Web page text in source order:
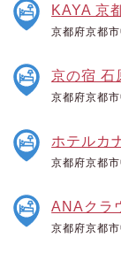
KAYA 京
京都府京都
京の宿 石
京都府京都
ホテルカ
京都府京都
ANAクラ
京都府京都